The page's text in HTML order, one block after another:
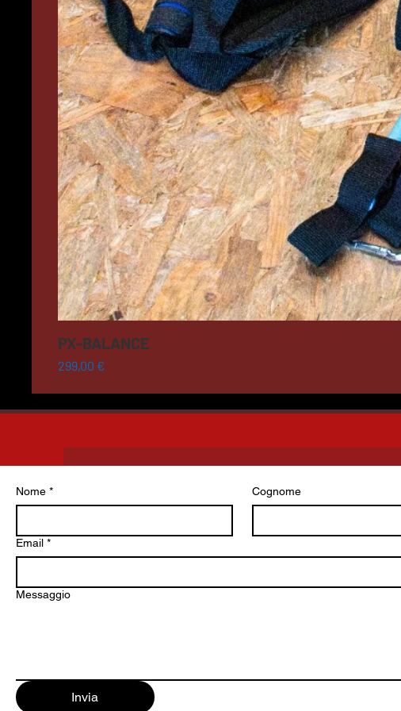
PX-BALANCE
Preis
299,00 €
Nome * Cognome
Email *
Messaggio
Invia